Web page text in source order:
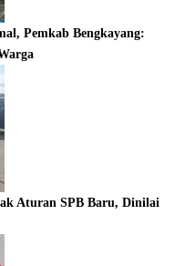
Pemkab Bengkayang:
Aturan SPB Baru, Dinilai